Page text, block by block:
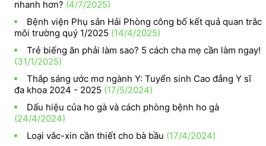
nhanh hơn? (4/7/2025)
Bệnh viện Phụ sản Hải Phòng công bố kết quả quan trắc
môi trường quý 1/2025 (14/4/2025)
Trẻ biếng ăn phải làm sao? 5 cách cha mẹ cần làm ngay!
(31/1/2025)
Thắp sáng ước mơ ngành Y: Tuyển sinh Cao đẳng Y sĩ
đa khoa 2024 - 2025 (17/5/2024)
Dấu hiệu của ho gà và cách phòng bệnh ho gà
(24/4/2024)
Loại vắc-xin cần thiết cho bà bầu (17/4/2024)